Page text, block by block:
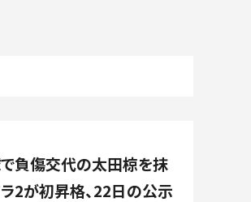
負傷交代の太田椋を抹
2が初昇格、22日の公示